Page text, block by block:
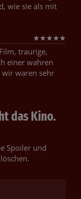
wie sie als mit
★★★★★
traurige,
einer wahren
wir waren sehr
das Kino.
Spoiler und